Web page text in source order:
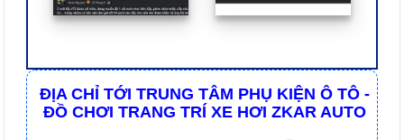
ĐỊA CHỈ TỚI TRUNG TÂM PHỤ KIỆN Ô TÔ -
ĐỒ CHƠI TRANG TRÍ XE HƠI ZKAR AUTO